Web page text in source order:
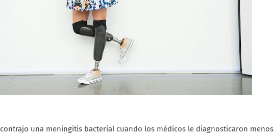
contrajo una meningitis bacterial cuando los médicos le diagnosticaron menos